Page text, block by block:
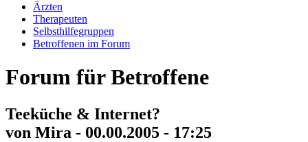
Ärzten
Therapeuten
Selbsthilfegruppen
Betroffenen im Forum
Forum für Betroffene
Teeküche & Internet?
von Mira - 00.00.2005 - 17:25